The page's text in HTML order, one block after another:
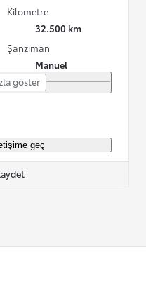
Kilometre
32.500 km
Şanzıman
Manuel
göster
geç